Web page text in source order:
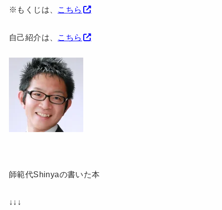
※もくじは、 こちら
自己紹介は、 こちら
師範代Shinyaの書いた本
↓↓↓